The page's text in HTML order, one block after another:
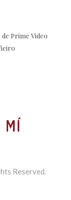
Prime Video
Reserved.